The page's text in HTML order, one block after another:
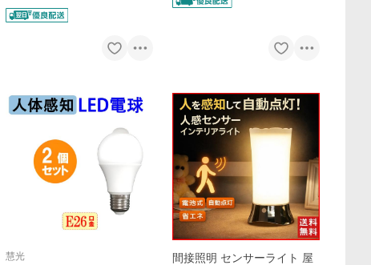
慧光
間接照明 センサーライト 屋